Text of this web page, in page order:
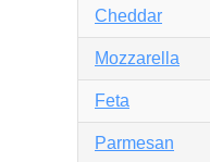
Cheddar
Mozzarella
Feta
Parmesan